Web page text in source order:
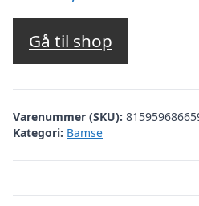
Gå til shop
Varenummer (SKU):
Kategori: Bamse